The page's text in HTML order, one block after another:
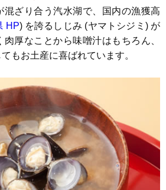
混ざり合う汽水湖で、国内の漁獲高
HP) を誇るしじみ (ヤマトシジミ) が
厚なことから味噌汁はもちろん、
もお土産に喜ばれています。